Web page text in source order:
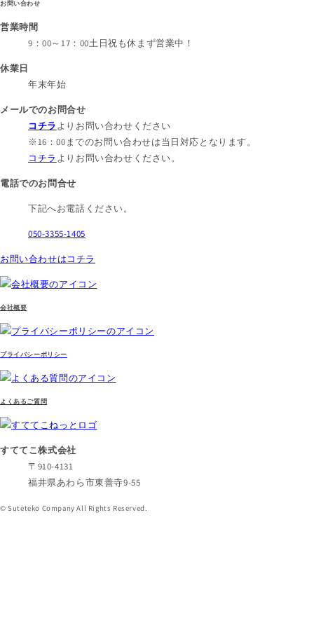
お問い合わせ
営業時間
9：00～17：00土日祝も休まず営業中！
休業日
年末年始
メールでのお問合せ
コチラよりお問い合わせください
※16：00までのお問い合わせは当日対応となります。
コチラ よりお問い合わせください。
電話でのお問合せ
下記へお電話ください。
050-3355-1405
お問い合わせはコチラ
会社概要
プライバシーポリシー
よくあるご質問
すててこ株式会社
〒910-4131
福井県あわら市東善寺9-55
© Suteteko Company All Rights Reserved.